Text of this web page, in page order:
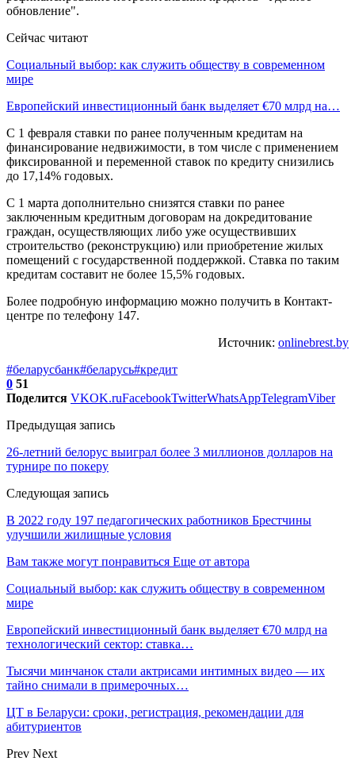
обновление".
Сейчас читают
Социальный выбор: как служить обществу в современном
мире
Европейский инвестиционный банк выделяет €70 млрд на…
С 1 февраля ставки по ранее полученным кредитам на
финансирование недвижимости, в том числе с применением
фиксированной и переменной ставок по кредиту снизились
до 17,14% годовых.
С 1 марта дополнительно снизятся ставки по ранее
заключенным кредитным договорам на докредитование
граждан, осуществляющих либо уже осуществивших
строительство (реконструкцию) или приобретение жилых
помещений с государственной поддержкой. Ставка по таким
кредитам составит не более 15,5% годовых.
Более подробную информацию можно получить в Контакт-
центре по телефону 147.
Источник: onlinebrest.by
#беларусбанк#беларусь#кредит
0 51
Поделится VKOK.ruFacebookTwitterWhatsAppTelegramViber
Предыдущая запись
26-летний белорус выиграл более 3 миллионов долларов на
турнире по покеру
Следующая запись
В 2022 году 197 педагогических работников Брестчины
улучшили жилищные условия
Вам также могут понравиться Еще от автора
Социальный выбор: как служить обществу в современном
мире
Европейский инвестиционный банк выделяет €70 млрд на
технологический сектор: ставка…
Тысячи минчанок стали актрисами интимных видео — их
тайно снимали в примерочных…
ЦТ в Беларуси: сроки, регистрация, рекомендации для
абитуриентов
Prev Next